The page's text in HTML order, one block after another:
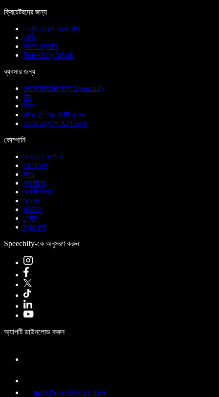
ক্রিয়েটরদের জন্য
এআই ভয়েস জেনারেটর
ডাবিং
ভয়েস ক্লোনিং
Speechify Work
ব্যবসার জন্য
ডেভেলপারদের জন্য Speechify
টিম
শিক্ষা
টেক্সট টু স্পিচ API ডকস
ভয়েস এজেন্টস API ডকস
কোম্পানি
আমাদের সম্পর্কে
যোগাযোগ
ব্লগ
ক্যারিয়ার
অ্যাফিলিয়েট
সাহায্য
স্ট্যাটাস
প্রেস
ব্র্যান্ড কিট
Speechify-কে অনুসরণ করুন
অ্যাপটি ডাউনলোড করুন
macOS-এ ডাউনলোড করুন